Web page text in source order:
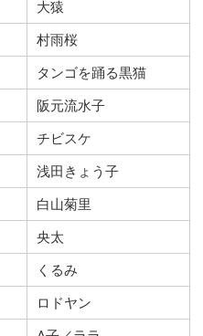
大猿
村雨桜
タンゴを踊る黒猫
阪元流水子
チビスケ
浅田きょう子
白山菊里
央太
くるみ
ロドヤン